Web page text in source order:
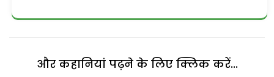
और कहानियां पढ़ने के लिए क्लिक करें...